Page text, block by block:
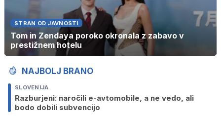
STRAN OD JAVNOSTI
Tom in Zendaya poroko okronala z zabavo v
prestižnem hotelu
NAJBOLJ BRANO
SLOVENIJA
Razburjeni: naročili e-avtomobile, a ne vedo, ali
bodo dobili subvencijo